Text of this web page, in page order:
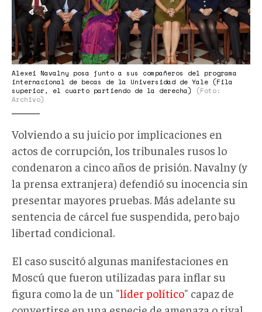
Alexei Navalny posa junto a sus compañeros del programa
internacional de becas de la Universidad de Yale (Fila
superior, el cuarto partiendo de la derecha)
(Foto:
Archivo)
Volviendo a su juicio por implicaciones en
actos de corrupción, los tribunales rusos lo
condenaron a cinco años de prisión. Navalny (y
la prensa extranjera) defendió su inocencia sin
presentar mayores pruebas. Más adelante su
sentencia de cárcel fue suspendida, pero bajo
libertad condicional.
El caso suscitó algunas manifestaciones en
Moscú que fueron utilizadas para inflar su
figura como la de un "líder político" capaz de